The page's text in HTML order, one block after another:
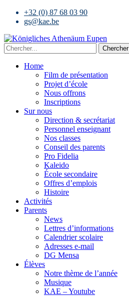
+32 (0) 87 68 03 90
gs@kae.be
Chercher
Home
Film de présentation
Projet d’école
Nous offrons
Inscriptions
Sur nous
Direction & secrétariat
Personnel enseignant
Nos classes
Conseil des parents
Pro Fidelia
Kaleido
École secondaire
Offres d’emplois
Histoire
Activités
Parents
News
Lettres d’informations
Calendrier scolaire
Adresses e-mail
DG Mensa
Élèves
Notre thème de l’année
Musique
KAE – Youtube